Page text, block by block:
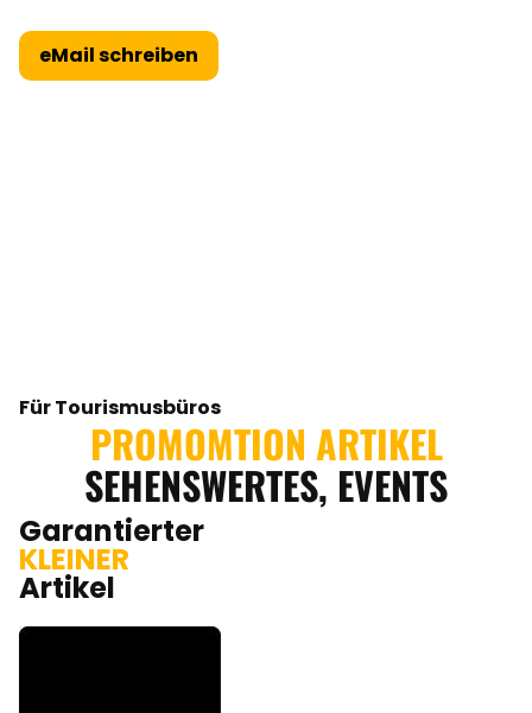
eMail schreiben
Für Tourismusbüros
PROMOMTION ARTIKEL
SEHENSWERTES, EVENTS
Garantierter
KLEINER
Artikel